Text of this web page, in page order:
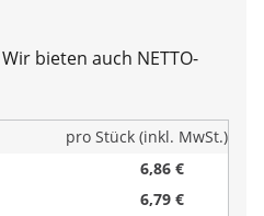
Wir bieten auch NETTO-
pro Stück (inkl. MwSt.)
6,86 €
6,79 €